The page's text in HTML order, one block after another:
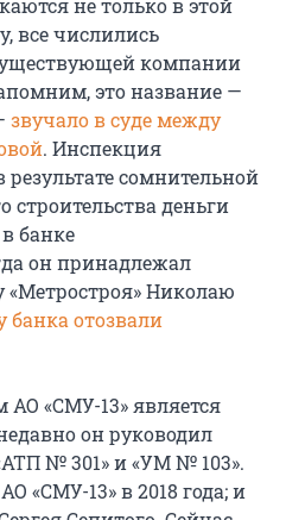
не только в этой
все числились
компании
это название —
звучало в суде между
. Инспекция
сомнительной
строительства деньги
банке
он принадлежал
Николаю
банка отозвали
«СМУ-13» является
он руководил
№ 301» и «УМ № 103».
«СМУ-13» в 2018 года; и